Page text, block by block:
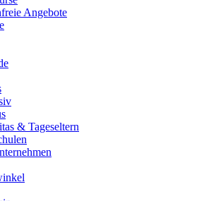
Angebote
& Tageseltern